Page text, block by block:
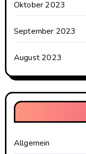
Oktober 2023
September 2023
August 2023
Allgemein